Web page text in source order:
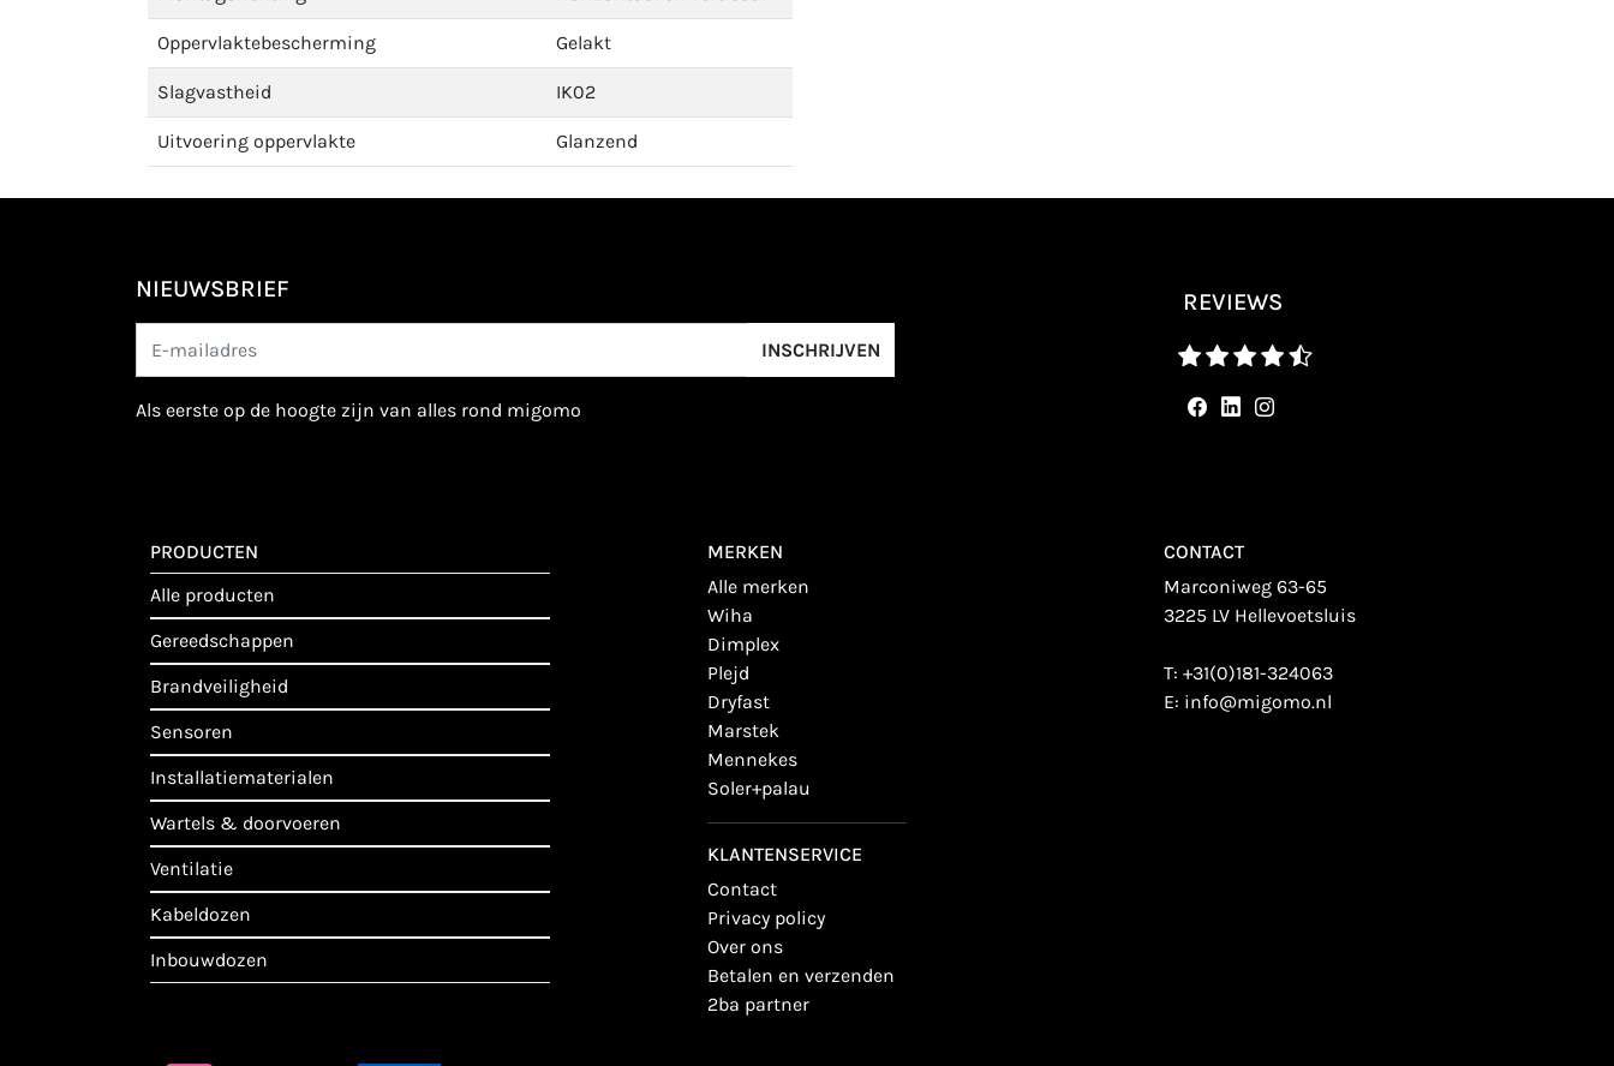
Oppervlaktebescherming Gelakt
Slagvastheid IK02
Uitvoering oppervlakte Glanzend
NIEUWSBRIEF
INSCHRIJVEN
als eerste op de hoogte zijn van alles rond migomo
REVIEWS
PRODUCTEN
alle producten
gereedschappen
brandveiligheid
sensoren
installatiematerialen
wartels & doorvoeren
ventilatie
kabeldozen
inbouwdozen
MERKEN
alle merken
wiha
dimplex
plejd
dryfast
marstek
mennekes
soler+palau
KLANTENSERVICE
contact
privacy policy
over ons
betalen en verzenden
2ba partner
CONTACT
Marconiweg 63-65
3225 LV Hellevoetsluis
T:+31(0)181-324063
E: info@migomo.nl